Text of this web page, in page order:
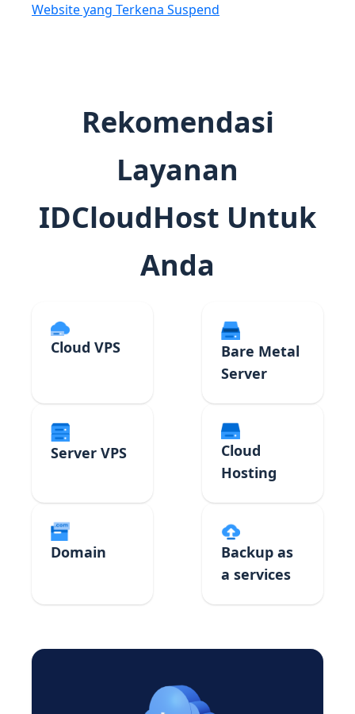
Website yang Terkena Suspend
Rekomendasi
Layanan
IDCloudHost Untuk
Anda
Cloud VPS
Bare Metal
Server
Server VPS
Cloud
Hosting
Domain
Backup as
a services